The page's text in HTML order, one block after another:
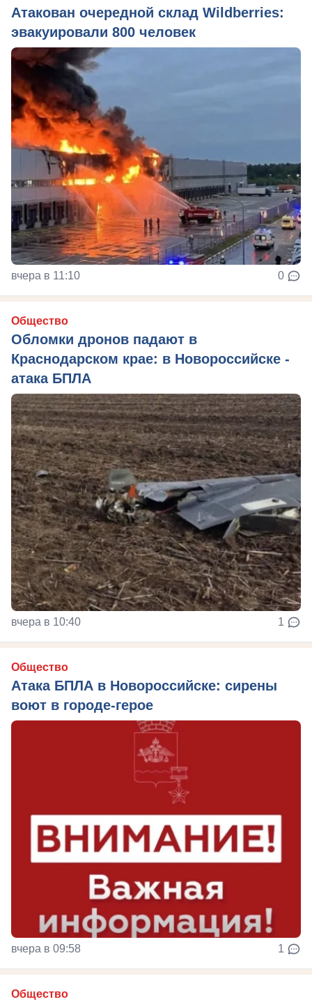
Атакован очередной склад Wildberries:
эвакуировали 800 человек
вчера в 11:10 0
Общество
Обломки дронов падают в
Краснодарском крае: в Новороссийске -
атака БПЛА
вчера в 10:40 1
Общество
Атака БПЛА в Новороссийске: сирены
воют в городе-герое
вчера в 09:58 1
Общество